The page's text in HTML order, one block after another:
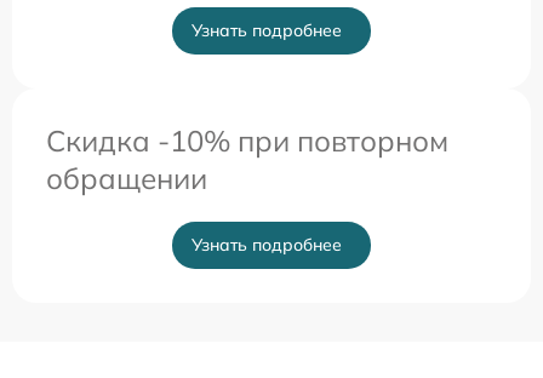
Узнать подробнее
Скидка -10% при повторном
обращении
Узнать подробнее